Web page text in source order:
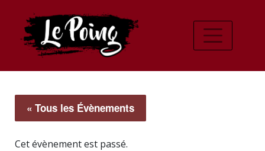
« Tous les Évènements
Cet évènement est passé.